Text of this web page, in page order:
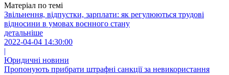
Матеріал по темі
Звільнення, відпустки, зарплати: як регулюються трудові
відносини в умовах воєнного стану
детальніше
2022-04-04 14:30:00
|
Юридичні новини
Пропонують прибрати штрафні санкції за невикористання